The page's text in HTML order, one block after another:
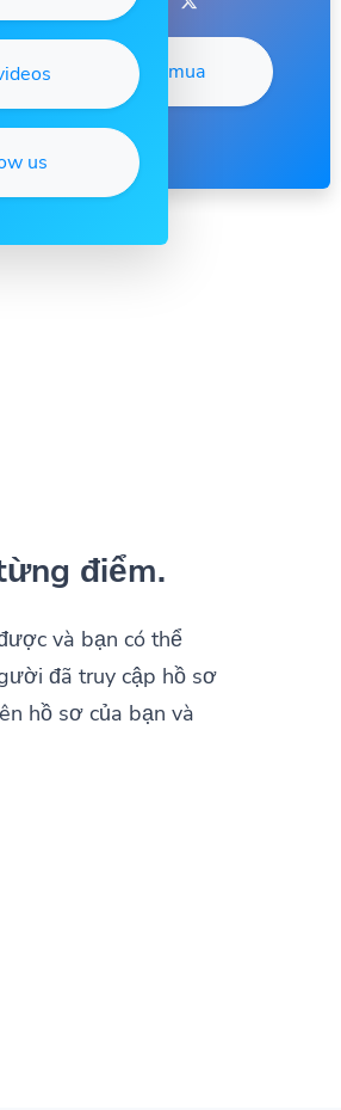
Đặt mua
us
điểm.
và bạn có thể
đã truy cập hồ sơ
hồ sơ của bạn và